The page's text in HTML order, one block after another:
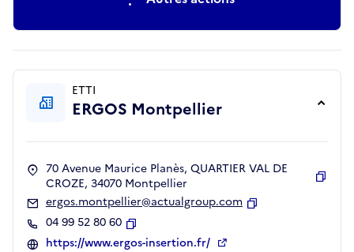
ETTI
ERGOS Montpellier
70 Avenue Maurice Planès, QUARTIER VAL DE
CROZE, 34070 Montpellier
ergos.montpellier@actualgroup.com
04 99 52 80 60
Copier
https://www.ergos-insertion.fr/